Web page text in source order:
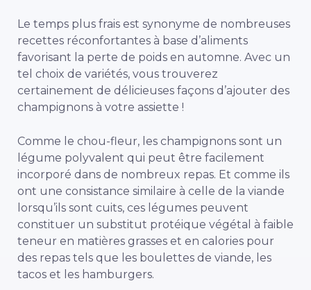
Le temps plus frais est synonyme de nombreuses
recettes réconfortantes à base d’aliments
favorisant la perte de poids en automne. Avec un
tel choix de variétés, vous trouverez
certainement de délicieuses façons d’ajouter des
champignons à votre assiette !
Comme le chou-fleur, les champignons sont un
légume polyvalent qui peut être facilement
incorporé dans de nombreux repas. Et comme ils
ont une consistance similaire à celle de la viande
lorsqu’ils sont cuits, ces légumes peuvent
constituer un substitut protéique végétal à faible
teneur en matières grasses et en calories pour
des repas tels que les boulettes de viande, les
tacos et les hamburgers.